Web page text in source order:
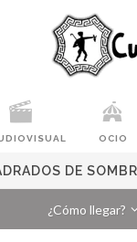
OCIO
DE
¿Cómo llegar?